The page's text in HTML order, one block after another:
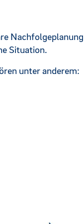
Situation.
unter anderem: